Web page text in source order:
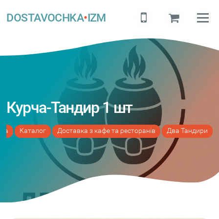
DOSTAVOCHKA•IZM
Курча-Тандир 1 шт
Каталог Доставка з кафе та ресторанів Два Тандири